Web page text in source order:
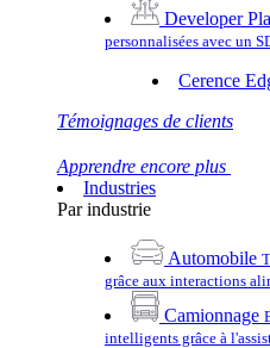
Developer
personnalisées avec un
Cerence
Témoignages de clients
Apprendre encore plus
Industries
Par industrie
Automobile
grâce aux interactions
Camionnage
intelligents grâce à